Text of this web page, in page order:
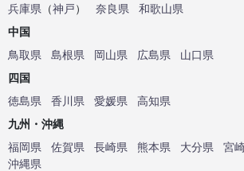
兵庫県 （神戸） 奈良県
和歌山県
中国
鳥取県
島根県 岡山県 広島県
山口県
四国
徳島県
香川県 愛媛県
高知県
九州・沖縄
福岡県
佐賀県 長崎県 熊本県 大分県 宮
沖縄県